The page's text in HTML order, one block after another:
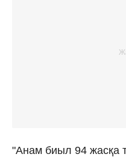
"Анам биыл 94 жасқа